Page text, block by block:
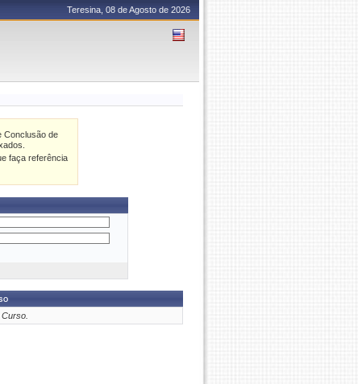
Teresina, 08 de Agosto de 2026
Conclusão de
faça referência